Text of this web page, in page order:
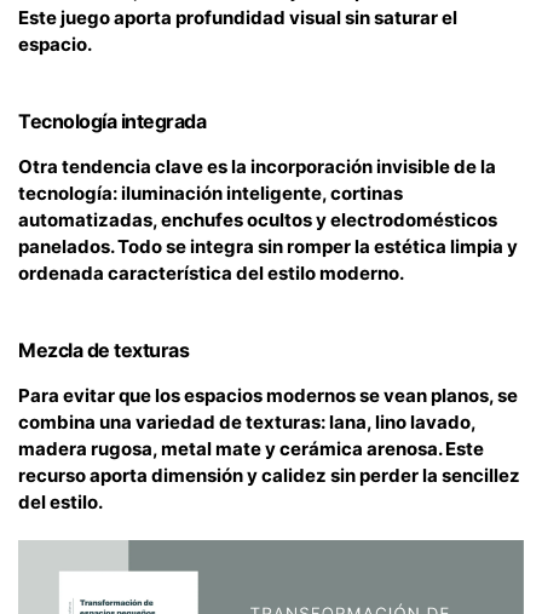
Este juego aporta profundidad visual sin saturar el
espacio.
Tecnología integrada
Otra tendencia clave es la incorporación invisible de la
tecnología: iluminación inteligente, cortinas
automatizadas, enchufes ocultos y electrodomésticos
panelados. Todo se integra sin romper la estética limpia y
ordenada característica del estilo moderno.
Mezcla de texturas
Para evitar que los espacios modernos se vean planos, se
combina una variedad de texturas: lana, lino lavado,
madera rugosa, metal mate y cerámica arenosa. Este
recurso aporta dimensión y calidez sin perder la sencillez
del estilo.